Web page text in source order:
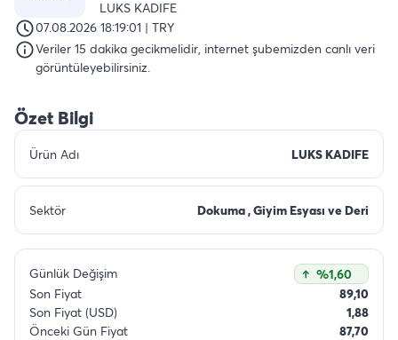
LUKS KADIFE
07.08.2026 18:19:01 | TRY
Veriler 15 dakika gecikmelidir, internet şubemizden canlı veri
görüntüleyebilirsiniz.
Özet Bilgi
Ürün Adı LUKS KADIFE
Sektör Dokuma , Giyim Esyası ve Deri
Günlük Değişim
%1,60
Son Fiyat
89,10
Son Fiyat (USD)
1,88
Önceki Gün Fiyat
87,70